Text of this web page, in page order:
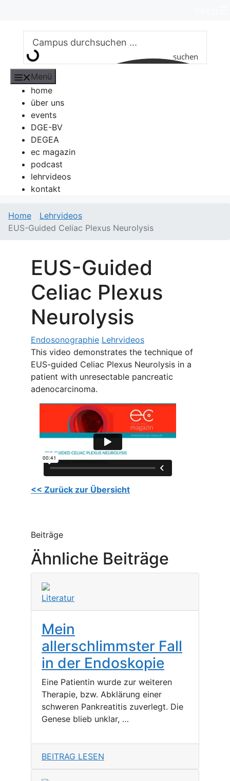
springen
suchen
Menü
home
über uns
events
DGE-BV
DEGEA
ec magazin
podcast
lehrvideos
kontakt
Home
Lehrvideos
EUS-Guided Celiac Plexus Neurolysis
EUS-Guided
Celiac Plexus
Neurolysis
Endosonographie Lehrvideos
This video demonstrates the technique of
EUS-guided Celiac Plexus Neurolysis in a
patient with unresectable pancreatic
adenocarcinoma.
<< Zurück zur Übersicht
Beiträge
Ähnliche Beiträge
Literatur
Mein
allerschlimmster Fall
in der Endoskopie
Eine Patientin wurde zur weiteren
Therapie, bzw. Abklärung einer
schweren Pankreatitis zuverlegt. Die
Genese blieb unklar, …
BEITRAG LESEN